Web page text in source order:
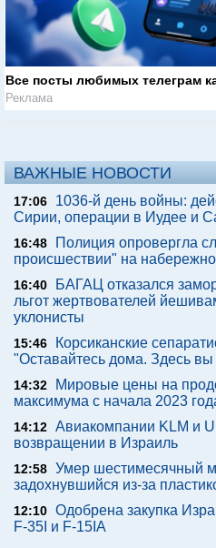
Все посты любимых телеграм
Реклама
ВАЖНЫЕ НОВОСТИ
17:06
1036-й день войны:
Сирии, операции в Иудее и
16:48
Полиция опровергла
происшествии" на
16:40
БАГАЦ отказался
льгот жертвователей
уклонисты
15:46
Корсиканские
"Оставайтесь дома. Здесь вы
14:32
Мировые цены на
максимума с начала 2023
14:12 Авиакомпании KLM и
возвращении в Израиль
12:58 Умер шестимесячный
задохнувшийся из-за
12:10 Одобрена закупка
F-35I и F-15IA